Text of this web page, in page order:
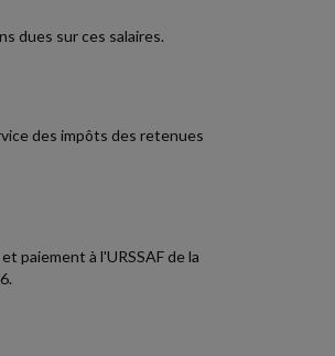
dues sur ces salaires.
des impôts des retenues
paiement à l'URSSAF de la